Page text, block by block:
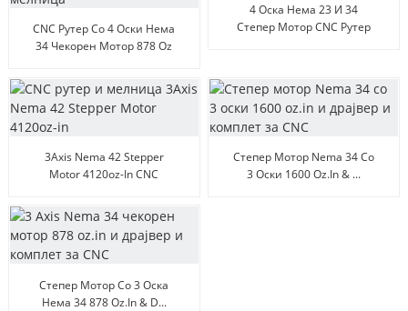
CNC Рутер Со 4 Оски Нема
34 Чекорен Мотор 878 Oz
4 Оска Нема 23 И 34
Степер Мотор CNC Рутер
3Axis Nema 42 Stepper
Motor 4120oz-In CNC
Степер Мотор Nema 34 Со
3 Оски 1600 Oz.in & ...
Степер Мотор Со 3 Оска
Нема 34 878 Oz.in & D...